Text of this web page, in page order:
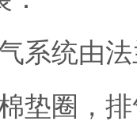
系统由
垫圈，